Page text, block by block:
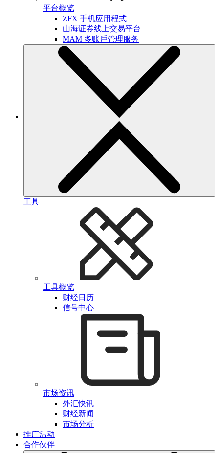
平台概览
ZFX 手机应用程式
山海证券线上交易平台
MAM 多账戶管理服务
工具
工具概览
财经日历
信号中心
市场资讯
外汇快讯
财经新闻
市场分析
推广活动
合作伙伴